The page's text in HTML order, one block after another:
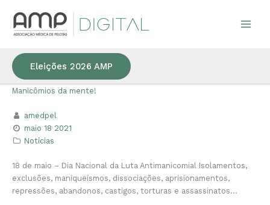
para
Eleições 2026 AMP
Manicômios da mente!
amedpel
maio 18 2021
Notícias
18 de maio – Dia Nacional da Luta Antimanicomial Isolamentos,
exclusões, maniqueísmos, dissociações, aprisionamentos,
repressões, abandonos, castigos, torturas e assassinatos…